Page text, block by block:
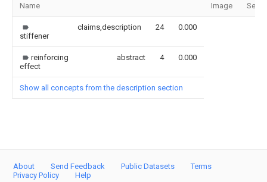
Name Image
stiffener
claims,description 24 0.000
reinforcing
effect
abstract 4 0.000
Show all concepts from the description section
About Send Feedback Public Datasets
Terms
Privacy Policy
Help